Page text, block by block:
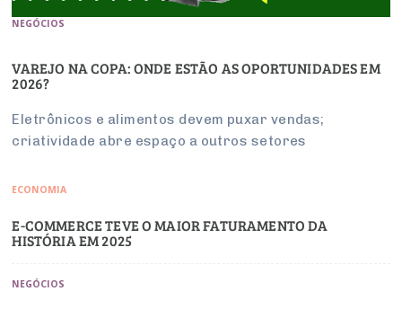
NEGÓCIOS
VAREJO NA COPA: ONDE ESTÃO AS OPORTUNIDADES EM
2026?
Eletrônicos e alimentos devem puxar vendas;
criatividade abre espaço a outros setores
ECONOMIA
E-COMMERCE TEVE O MAIOR FATURAMENTO DA
HISTÓRIA EM 2025
NEGÓCIOS